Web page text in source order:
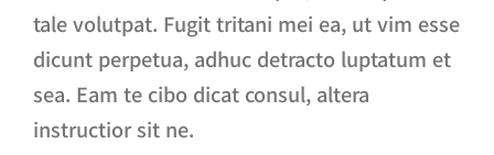
tale volutpat. Fugit tritani mei ea, ut vim esse
dicunt perpetua, adhuc detracto luptatum et
sea. Eam te cibo dicat consul, altera
instructior sit ne.